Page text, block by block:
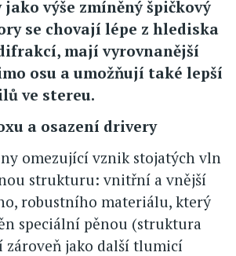
výše zmíněný špičkový
se chovají lépe z hlediska
mají vyrovnanější
osu a umožňují také lepší
ve stereu.
a osazení drivery
omezující vznik stojatých vln
strukturu: vnitřní a vnější
robustního materiálu, který
speciální pěnou (struktura
zároveň jako další tlumicí